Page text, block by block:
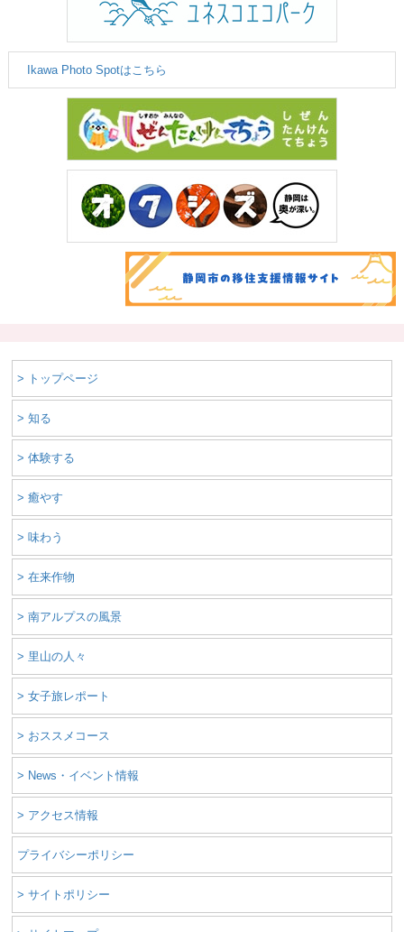
Ikawa Photo Spotはこちら
> トップページ
> 知る
> 体験する
> 癒やす
> 味わう
> 在来作物
> 南アルプスの風景
> 里山の人々
> 女子旅レポート
> おススメコース
> News・イベント情報
> アクセス情報
プライバシーポリシー
> サイトポリシー